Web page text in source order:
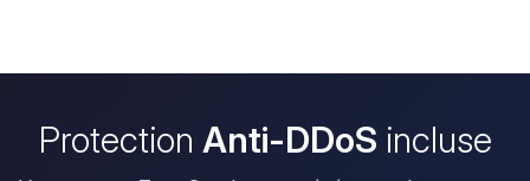
Protection Anti-DDoS incluse